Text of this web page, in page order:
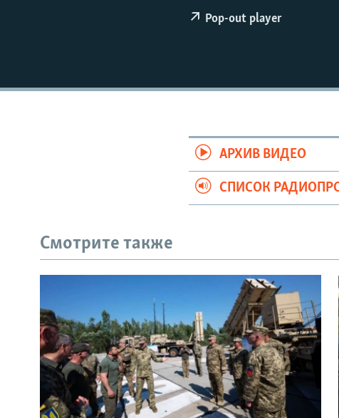
Pop-out player
АРХИВ ВИДЕО
СПИСОК
Смотрите также